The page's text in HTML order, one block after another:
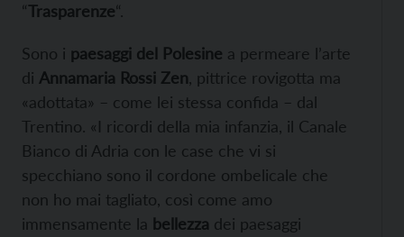
“Trasparenze“.
Sono i paesaggi del Polesine a permeare l’arte
di Annamaria Rossi Zen, pittrice rovigotta ma
«adottata» – come lei stessa confida – dal
Trentino. «I ricordi della mia infanzia, il Canale
Bianco di Adria con le case che vi si
specchiano sono il cordone ombelicale che
non ho mai tagliato, così come amo
immensamente la bellezza dei paesaggi